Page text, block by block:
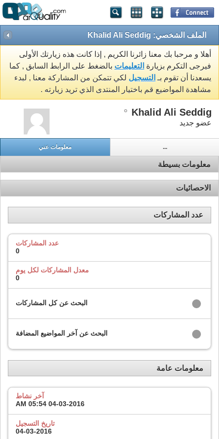
الملف الشخصي: Khalid Ali Seddig
أهلا و مرحبا بك معنا زائرنا الكريم , إذا كانت هذه زيارتك الأولى
فيرجى التكرم بزيارة التعليمات بالضغط على الرابط السابق , كما
يسعدنا أن تقوم بـ التسجيل لكي تتمكن من المشاركة معنا , لبدء
مشاهدة المواضيع قم باختيار المنتدى الذي تريد زيارته .
Khalid Ali Seddig
عضو جديد
معلومات عني ...
معلومات بسيطة
الاحصائيات
عدد المشاركات
عدد المشاركات
0
معدل المشاركات لكل يوم
0
البحث عن كل المشاركات
البحث عن آخر المواضيع المضافة
معلومات عامة
آخر نشاط
04-03-2016
05:54 AM
تاريخ التسجيل
04-03-2016